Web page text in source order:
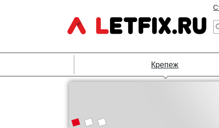
Крепеж